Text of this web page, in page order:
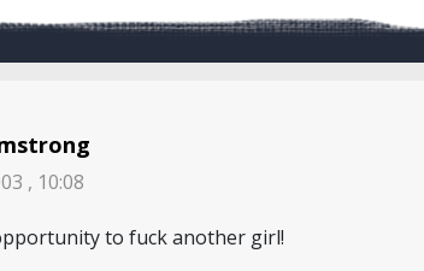
, 10:08
to fuck another girl!